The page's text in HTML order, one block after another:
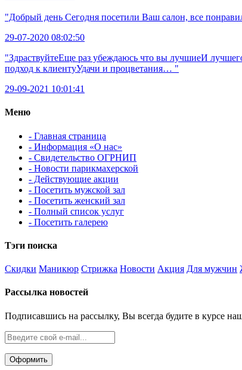
"Добрый день Сегодня посетили Ваш салон, все
29-07-2020 08:02:50
"ЗдраствуйтеЕще раз убеждаюсь что вы лучшиеИ
подход к клиентуУдачи и процветания… "
29-09-2021 10:01:41
Меню
- Главная страница
- Информация «О нас»
- Свидетельство ОГРНИП
- Новости парикмахерской
- Действующие акции
- Посетить мужской зал
- Посетить женский зал
- Полный список услуг
- Посетить галерею
Тэги поиска
Скидки Маникюр Стрижка Новости Акция Для мужчин
Рассылка новостей
Подписавшись на рассылку, Вы всегда будите в курсе